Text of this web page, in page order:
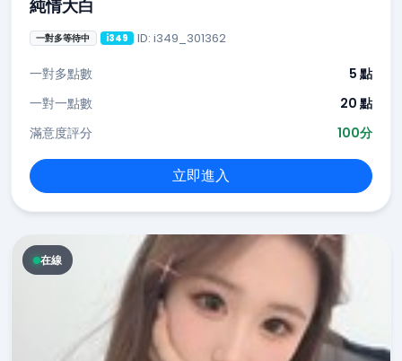
純情大白
一對多等待中 i349 ID: i349_301362
一對多點數
5 點
一對一點數
20 點
滿意度評分
100分
立即進入
在線